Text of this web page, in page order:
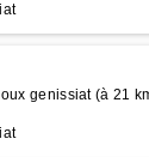
genissiat (à 21